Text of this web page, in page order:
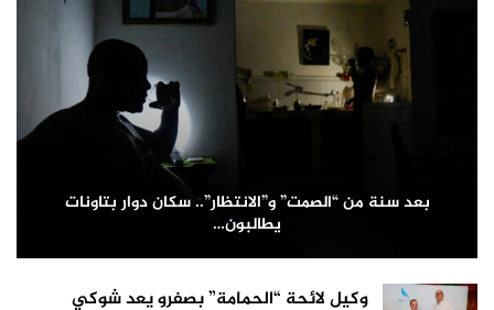
بعد سنة من “الصمت” و”الانتظار”.. سكان دوار بتاونات
يطالبون…
وكيل لائحة “الحمامة” بصفرو يعد شوكي